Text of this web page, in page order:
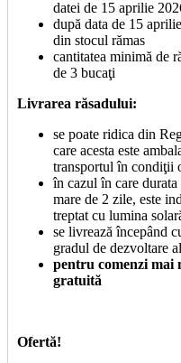
datei de 15 aprilie
după data de 15
din stocul rămas
cantitatea minimă de
de 3 bucaţi
Livrarea răsadului:
se poate ridica din
care acesta este
transportul în condiţii
în cazul în care
mare de 2 zile, este
treptat cu lumina
se livrează începând
gradul de dezvoltare
pentru comenzi mai
gratuită
Ofertă!